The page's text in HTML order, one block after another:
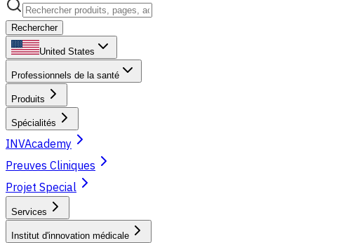
Rechercher
United States
Professionnels de la santé
Produits
Spécialités
INVAcademy
Preuves Cliniques
Projet Special
Services
Institut d'innovation médicale